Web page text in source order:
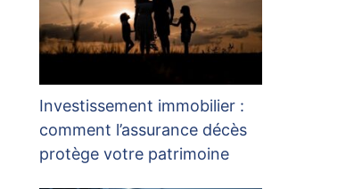
Investissement immobilier :
comment l’assurance décès
protège votre patrimoine